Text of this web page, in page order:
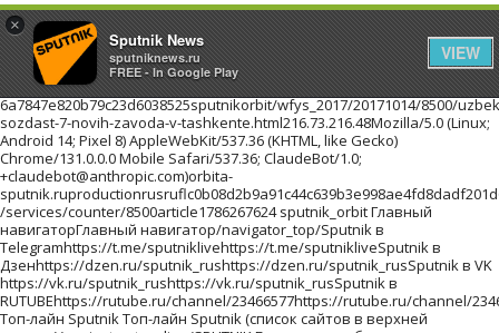
6a7847e820b79c23d6038525sputnikorbit/wfys_2017/20171014/8500/uzbekistan-sozdast-7-novih-zavoda-v-tashkente.html216.73.216.48Mozilla/5.0 (Linux; Android 14; Pixel 8) AppleWebKit/537.36 (KHTML, like Gecko) Chrome/131.0.0.0 Mobile Safari/537.36; ClaudeBot/1.0; +claudebot@anthropic.com)orbita-sputnik.ruproductionrusruflc0b08d2b9a91c44c639b3e998ae4fd8dadf201d627800e37201710141//images/https://id.sputniknews.com/images/orbit/110001000030000https://cm.sputniknews.com/chatf4uoHwgT3L1productionhttps://sputniknews.ru.sputniknews.ru4419376 /services/counter/8500article1786267624 sputnik_orbit Главный навигаторГлавный навигатор/navigator_top/Sputnik в Telegramhttps://t.me/sputniklivehttps://t.me/sputnikliveSputnik в Дзенhttps://dzen.ru/sputnik_rushttps://dzen.ru/sputnik_rusSputnik в VK https://vk.ru/sputnik_rushttps://vk.ru/sputnik_rusSputnik в RUTUBEhttps://rutube.ru/channel/23466577https://rutube.ru/channel/23466577 Топ-лайн Sputnik Топ-лайн Sputnik (список сайтов в верхней плашке)/navigator_top_line/SPUTNIK Ближнее зарубежье https://sputniknews.ru/https://sputniknews.ru/ Навигатор подвалНавигатор подвал/navigator_bottom/Sputnik в Telegramhttps://t.me/sputniklivehttps://t.me/sputniklive Sputnik в Дзенhttps://dzen.ru/sputnik_rushttps://dzen.ru/sputnik_rus Sputnik в VK https://vk.com/sputnik_rushttps://vk.com/sputnik_rus Sputnik в RUTUBEhttps://rutube.ru/channel/23466577https://rutube.ru/channel/23466577 НавигаторНавигатор нижний футер для Политик и т.п./navigator_policy/Политика конфиденциальности/docs/about/privacy_policy.html/docs/about/privacy_policy.html Политика использования Cookie/docs/about/cookie_policy.html/docs/about/cookie_policy.html Правила применения рекомендательных технологий/docs/about/privacy_policy.html#privacy_policy/docs/about/privacy_policy.html#privacy_policy архивlist_kw1 * list_kw2 * list_kw3/archive/Ты супер! Второй сезон!940551c8665e4018b624a988fd22d95f/projects/20180215/19023.htmlТы супер! Второй сезон!Ты супер! Второй сезон!Ты супер! Второй сезон!ty-super-vtorojj-sezon Ты супер! Второй сезон! ПроектыПроекты/projects/Самую многочисленную группу женщин и детей, спасенных из горячих точек Ближнего Востока, доставят в субботу в Грозный спецрейсом из сирийского Хмеймима, сообщила РИА Новости в пятницу член СПЧ при главе Чечни Хеда Саратова.a7aafa959366b1536e13dc09b87a052e/wfys_2017/20171020/18042.htmlПервый рейс из Сирии доставит в Грозный группу спасенных женщин и детейСамую многочисленную группу женщин и детей, спасенных из горячих точек Ближнего Востока, доставят в субботу в Грозный спецрейсом из сирийского Хмеймима, сообщила РИА Новости в пятницу член СПЧ при главе Чечни Хеда Саратова.pervyjj-rejjs-iz-sirii-dostavit-v-groznyjj-gruppu-spasennykh-zhenshhin-i-detejj WFYS-2017WFYS-2017/wfys_2017/Мужчина с ножом напал на посетителей торгового центра на юго-востоке Польши, сообщает радиостанция RFM FM. Один человек погиб, еще восемь получили ранения.2b27cdb07bc2eb7a71c2b953f1777c13/wfys_2017/20171020/18035.htmlВ Польше мужчина с ножом напал на посетителей торгового центраМужчина с ножом напал на посетителей торгового центра на юго-востоке Польши, сообщает радиостанция RFM FM. Один человек погиб, еще восемь получили ранения.v-polshe-muzhchina-s-nozhom-napal-na-posetitelejj-torgovogo-centra WFYS-2017WFYS-2017/wfys_2017/Около тысячи гостей приглашены на премьеру "Матильды" в Петербурге, которая состоится 23 октября в Мариинском театре, сообщил РИА Новости представитель организатора кинопоказа.e207a4eb8e2cc1ed90f6dace8bc7f266/wfys_2017/20171020/18029.htmlНа премьеру "Матильды" в Петербурге приглашены около тысячи гостейОколо тысячи гостей приглашены на премьеру "Матильды" в Петербурге, которая состоится 23 октября в Мариинском театре, сообщил РИА Новости представитель организатора кинопоказа.na-premeru-matildy-v-peterburge-priglasheny-okolo-tysjachi-gostejj WFYS-2017WFYS-2017/wfys_2017/Правительство Испании на заседании в предстоящую субботу намерено применить статью 155 Конституции страны, предполагающую возможность приостановки автономного статуса Каталонии, заявил испанский премьер Мариано Рахой на пресс-конференции в Брюсселе.67e8a19faa971a455b368320404caeaf/wfys_2017/20171020/18024.htmlМадрид в субботу применит статью Конституции, лишающую Каталонию автономииПравительство Испании на заседании в предстоящую субботу намерено применить статью 155 Конституции страны, предполагающую возможность приостановки автономного статуса Каталонии, заявил испанский премьер Мариано Рахой на пресс-конференции в Брюсселе.madrid-v-subbotu-primenit-statju-konstitucii-lishajushhuju-kataloniju-avtonomii WFYS-2017WFYS-2017/wfys_2017/ архивlist_kw1 * list_kw2 * list_kw3/archive/ <!--В head сайта один раз подключите библиотеку--> <script src="https://yastatic.net/pcode/adfox/loader.js" crossorigin="anonymous"></script> <!--AdFox START--> <!--riaru--> <!--Площадка: orbita-sputnik.ru / * / *--> <!--Тип баннера: 1000x--> <!--Расположение: 55001_orbita-sputnik.ru_bn1--> <div id="adfox_14976088074735673"></div> <script> window.Ya.adfoxCode.create({ ownerId: 249922, containerId: 'adfox_14976088074735673', params: { pp: 'kpg', ps: 'cmwc', p2: 'fliq', puid1: '' } }); </script> <!--AdFox START--> <!--riaru--> <!--Площадка: orbita-sputnik.ru / * / *--> <!--Тип баннера: 1000x--> <!--Расположение: 55002_bn2--> <div id="adfox_149760898208993054"></div> <script> window.Ya.adfoxCode.create({ ownerId: 249922, containerId: 'adfox_149760898208993054', params: { pp: 'kph', ps: 'cmwc', p2: 'fliq', puid1: '' } }); </script> <!--AdFox START--> <!--riaru--> <!--Площадка: orbita-sputnik.ru / * / *--> <!--Тип баннера: 1000x--> <!--Расположение: 55003_bn3--> <div id="adfox_149760905039733471"></div> <script> window.Ya.adfoxCode.create({ ownerId: 249922, containerId: 'adfox_149760905039733471', params: { pp: 'kpi', ps: 'cmwc', p2: 'fliq', puid1: '' } }); </script> <!--AdFox START--> <!--riaru--> <!--Площадка: orbita-sputnik.ru / * / *--> <!--Тип баннера: 1000x--> <!--Расположение: 55004_bn4--> <div id="adfox_149760909413214648"></div> <script> window.Ya.adfoxCode.create({ ownerId: 249922, containerId: 'adfox_149760909413214648', params: { pp: 'kpj', ps: 'cmwc', p2: 'fliq', puid1: '' } }); </script><!--В head сайта один раз подключите библиотеку--> <script src="https://yastatic.net/pcode/adfox/loader.js" crossorigin="anonymous"></script> <!--AdFox START--> <!--riaru--> <!--Площадка: orbita-sputnik.ru / * / *--> <!--Тип баннера: 300x--> <!--Расположение: 55005_bn5--> <div id="adfox_149760913936336539"></div> <script> window.Ya.adfoxCode.create({ ownerId: 249922, containerId: 'adfox_149760913936336539', params: { pp: 'kpk', ps: 'cmwc', p2: 'flng', puid1: '' } }); </script> <br> <!--AdFox START--> <!--riaru--> <!--Площадка: orbita-sputnik.ru / * / *--> <!--Тип баннера: 300x--> <!--Расположение: 55008_bn8--> <div id="adfox_149788621877875597"></div> <script> window.Ya.adfoxCode.create({ ownerId: 249922, containerId: 'adfox_149788621877875597', params: { pp: 'kpv', ps: 'cmwc', p2: 'flng', puid1: '' } }); </script> <!--AdFox START--> <!--riaru--> <!--Площадка: orbita-sputnik.ru / * / *--> <!--Тип баннера: 300x--> <!--Расположение: 55006_bn6--> <div id="adfox_149760920670438387"></div> <script> window.Ya.adfoxCode.create({ ownerId: 249922, containerId: 'adfox_149760920670438387', params: { pp: 'kpl', ps: 'cmwc', p2: 'flng', puid1: '' } }); </script> <br> <!--AdFox START--> <!--riaru--> <!--Площадка: orbita-sputnik.ru / * / *--> <!--Тип баннера: 300x--> <!--Расположение: 55009_bn9--> <div id="adfox_149788629099157512"></div> <script> window.Ya.adfoxCode.create({ ownerId: 249922, containerId: 'adfox_149788629099157512', params: { pp: 'kpw', ps: 'cmwc', p2: 'flng', puid1: '' } }); </script> sputnik_ososhttps://sputnik-ossetia.ruhttps://cdnn1.img.sputnik-ossetia.ru/img/07ea/08/09/40452831_0:1:881:496_405x0_80_0_0_9e9f6696c08b6b82e7fbc185cd20fb1c.jpg5931c5bfee08c9d8ed2fbcd388bd2880/20260809/v-dzauskom-i-znaurskom-rayonakh-pochtili-pamyat-zhertv-gruzinskoy-agressii-40453218.htmlВ Дзауском и Знаурском районах почтили память жертв грузинской агрессииv-dzauskom-i-
×
Sputnik News
sputniknews.ru
FREE - In Google Play
VIEW